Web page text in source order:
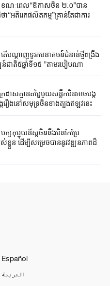
ខណៈពេល“ឱកាសចិន ២.០”បាន
“អតិរេកផលិតកម្ម”គ្រាន់តែជាការ
បណ្តាញទូរគមនាគមន៍ជំនាន់ថ្មីពង្រឹង
ជាតិ៥ឆ្នាំទី១៥ ”តាមរបៀបណា
ាសគ្មានតម្លៃមួយសន្លឹកមិន​អាច​បង្ក
រឿងនៅសមុទ្រចិនខាងត្បូងឥឡូវនេះ
សកុម្មុយនីស្តចិននឹងមិនកែប្រែ
លួន ដើម្បីសម្រេចបាននូវវឌ្ឍនភាពដ៏
Español
العربية